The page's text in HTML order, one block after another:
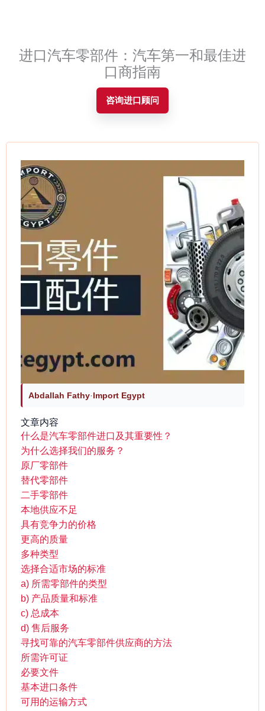
进口汽车零部件：汽车第一和最佳进
口商指南
咨询进口顾问
Contact
Abdallah Fathy·Import Egypt
文章内容
什么是汽车零部件进口及其重要性？
为什么选择我们的服务？
原厂零部件
替代零部件
二手零部件
本地供应不足
具有竞争力的价格
更高的质量
多种类型
选择合适市场的标准
a) 所需零部件的类型
b) 产品质量和标准
c) 总成本
d) 售后服务
寻找可靠的汽车零部件供应商的方法
所需许可证
必要文件
基本进口条件
可用的运输方式
Contact